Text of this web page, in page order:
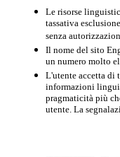
Le risorse
tassativa
senza
Il nome del sito
un numero molto
L'utente accetta di
informazioni
pragmaticità più
utente. La